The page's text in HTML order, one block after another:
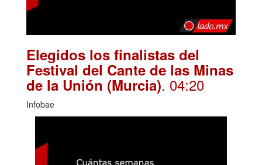
Elegidos los finalistas del
Festival del Cante de las Minas
de la Unión (Murcia). 04:20
Infobae